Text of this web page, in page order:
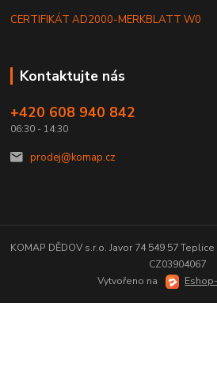
CERTIFIKÁT AD2000-MERKBLATT W0
Kontaktujte nás
+420 608 940 842
06:30 - 14:30
prodej@komap.cz
KOMAP DĚDOV s.r.o. Javor 74 549 57
CZ03904067
Vytvořeno na